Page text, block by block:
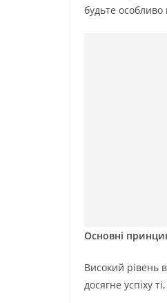
будьте
Основні
Високий рівень
досягне успіху